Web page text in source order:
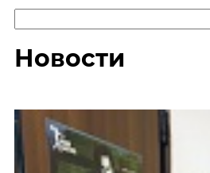
Новости